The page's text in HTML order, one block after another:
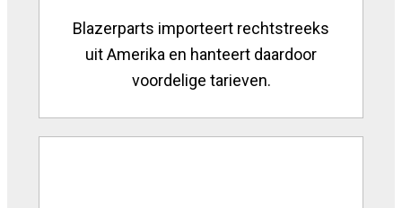
Blazerparts importeert rechtstreeks
uit Amerika en hanteert daardoor
voordelige tarieven.